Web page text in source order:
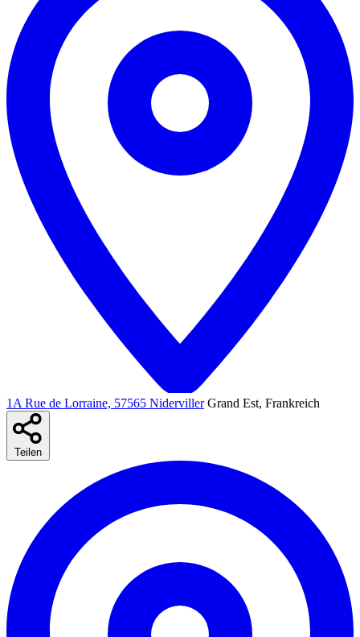
1A Rue de Lorraine, 57565 Niderviller Grand Est, Frankreich
Teilen